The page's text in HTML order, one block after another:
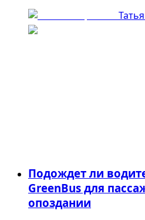
Подождет ли
GreenBus для
опоздании